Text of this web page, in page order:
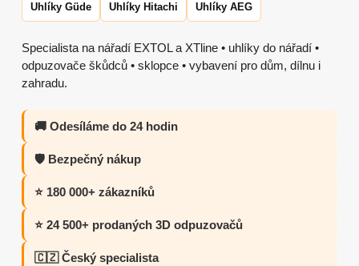
Uhlíky Güde Uhlíky Hitachi Uhlíky AEG
Specialista na nářadí EXTOL a XTline • uhlíky do nářadí •
odpuzovače škůdců • sklopce • vybavení pro dům, dílnu i
zahradu.
🚚 Odesíláme do 24 hodin
🛡️ Bezpečný nákup
⭐ 180 000+ zákazníků
⭐ 24 500+ prodaných 3D odpuzovačů
🇨🇿 Český specialista